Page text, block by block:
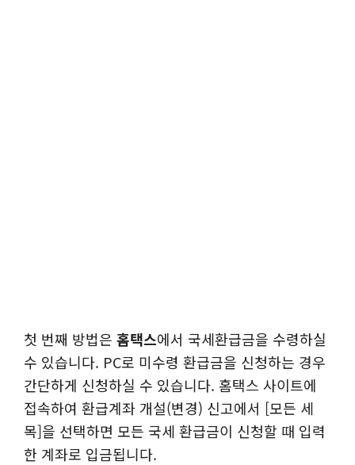
첫 번째 방법은 홈택스에서 국세환급금을 수령하실
수 있습니다. PC로 미수령 환급금을 신청하는 경우
간단하게 신청하실 수 있습니다. 홈택스 사이트에
접속하여 환급계좌 개설(변경) 신고에서 [모든 세
목]을 선택하면 모든 국세 환급금이 신청할 때 입력
한 계좌로 입금됩니다.